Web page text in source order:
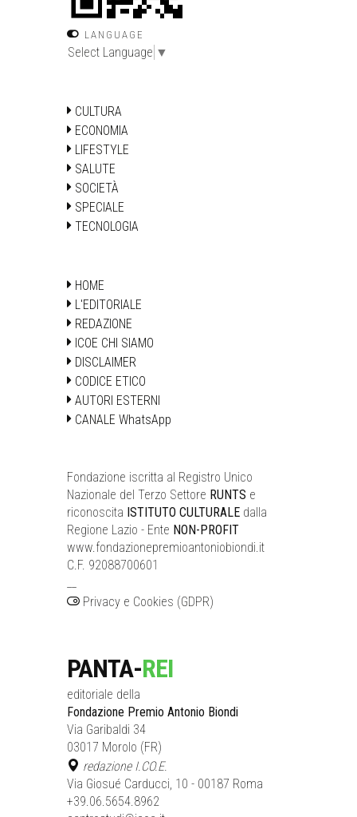
LANGUAGE
Select Language ▼
CULTURA
ECONOMIA
LIFESTYLE
SALUTE
SOCIETÀ
SPECIALE
TECNOLOGIA
HOME
L'EDITORIALE
REDAZIONE
ICOE CHI SIAMO
DISCLAIMER
CODICE ETICO
AUTORI ESTERNI
CANALE WhatsApp
Fondazione iscritta al Registro Unico
Nazionale del Terzo Settore RUNTS e
riconoscita ISTITUTO CULTURALE dalla
Regione Lazio - Ente NON-PROFIT
www.fondazionepremioantoniobiondi.it
C.F. 92088700601
Privacy e Cookies (GDPR)
PANTA-REI
editoriale della
Fondazione Premio Antonio Biondi
Via Garibaldi 34
03017 Morolo (FR)
redazione I.CO.E.
Via Giosué Carducci, 10 - 00187 Roma
+39.06.5654.8962